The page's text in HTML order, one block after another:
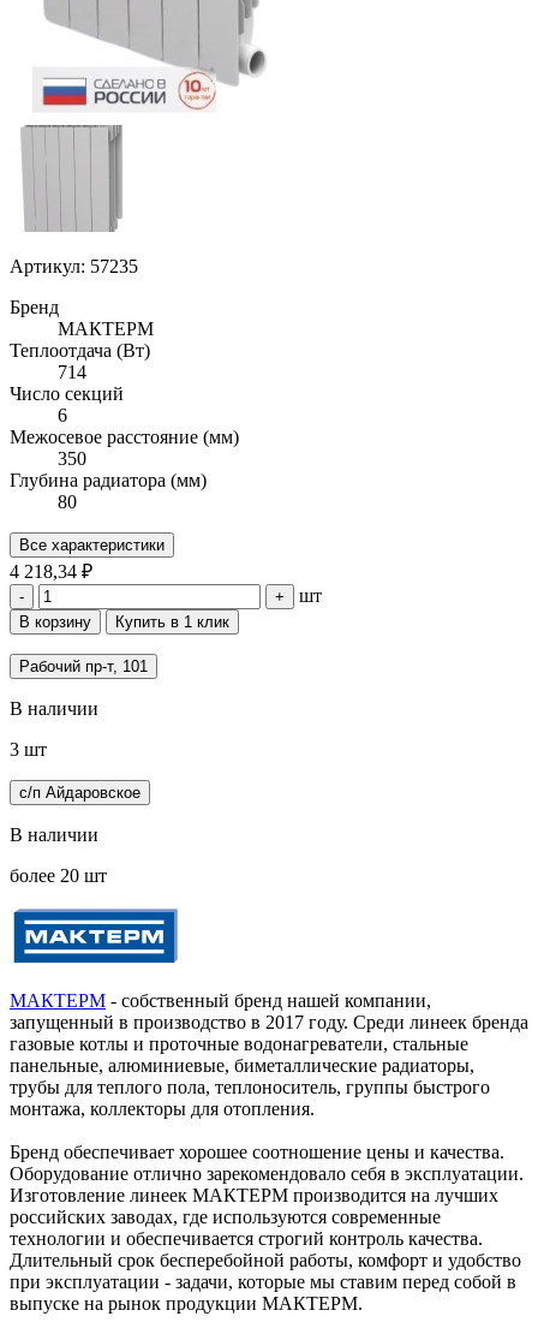
Артикул: 57235
Бренд
МАКТЕРМ
Теплоотдача (Вт)
714
Число секций
6
Межосевое расстояние (мм)
350
Глубина радиатора (мм)
80
Все характеристики
4 218,34 ₽
- + шт
В корзину Купить в 1 клик
Рабочий пр-т, 101
В наличии
3 шт
с/п Айдаровское
В наличии
более 20 шт
МАКТЕРМ - собственный бренд нашей компании,
запущенный в производство в 2017 году. Среди линеек бренда
газовые котлы и проточные водонагреватели, стальные
панельные, алюминиевые, биметаллические радиаторы,
трубы для теплого пола, теплоноситель, группы быстрого
монтажа, коллекторы для отопления.
Бренд обеспечивает хорошее соотношение цены и качества.
Оборудование отлично зарекомендовало себя в эксплуатации.
Изготовление линеек МАКТЕРМ производится на лучших
российских заводах, где используются современные
технологии и обеспечивается строгий контроль качества.
Длительный срок бесперебойной работы, комфорт и удобство
при эксплуатации - задачи, которые мы ставим перед собой в
выпуске на рынок продукции МАКТЕРМ.